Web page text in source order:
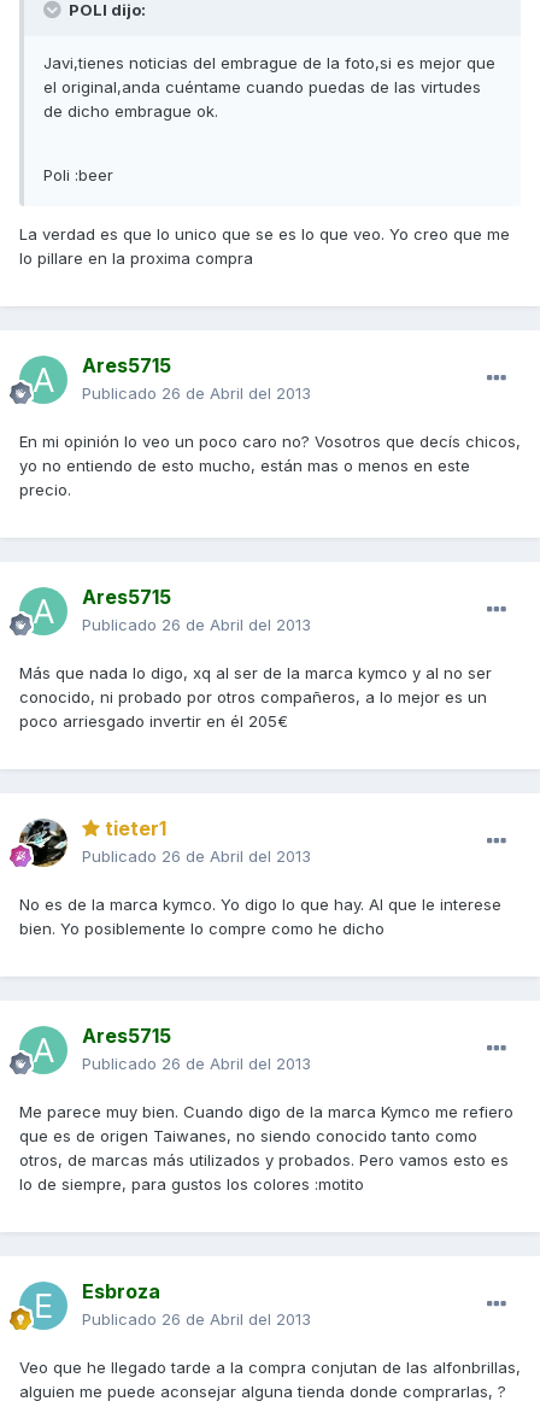
POLI dijo:
Javi,tienes noticias del embrague de la foto,si es mejor que
el original,anda cuéntame cuando puedas de las virtudes
de dicho embrague ok.
Poli :beer
La verdad es que lo unico que se es lo que veo. Yo creo que me
lo pillare en la proxima compra
Ares5715
Publicado 26 de Abril del 2013
En mi opinión lo veo un poco caro no? Vosotros que decís chicos,
yo no entiendo de esto mucho, están mas o menos en este
precio.
Ares5715
Publicado 26 de Abril del 2013
Más que nada lo digo, xq al ser de la marca kymco y al no ser
conocido, ni probado por otros compañeros, a lo mejor es un
poco arriesgado invertir en él 205€
tieter1
Publicado 26 de Abril del 2013
No es de la marca kymco. Yo digo lo que hay. Al que le interese
bien. Yo posiblemente lo compre como he dicho
Ares5715
Publicado 26 de Abril del 2013
Me parece muy bien. Cuando digo de la marca Kymco me refiero
que es de origen Taiwanes, no siendo conocido tanto como
otros, de marcas más utilizados y probados. Pero vamos esto es
lo de siempre, para gustos los colores :motito
Esbroza
Publicado 26 de Abril del 2013
Veo que he llegado tarde a la compra conjutan de las alfonbrillas,
alguien me puede aconsejar alguna tienda donde comprarlas, ?